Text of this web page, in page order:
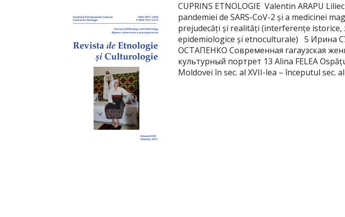
CUPRINS ETNOLOGIE Valentin ARAPU
pandemiei de SARS-CoV-2 și a medicinei
prejudecăți și realități (interferențe istorice,
epidemiologice și etnoculturale) 5 Ирина
ОСТАПЕНКО Современная гагаузская
культурный портрет 13 Alina FELEA
Moldovei în sec. al XVII-lea – începutul sec.